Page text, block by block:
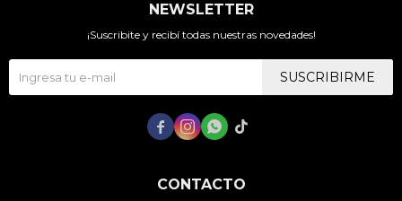
CONTACTO
NEWSLETTER
¡Suscribite y recibí todas nuestras novedades!
SUSCRIBIRME
   